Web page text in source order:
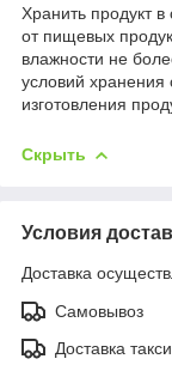
Хранить продукт
от пищевых
влажности не
условий хранения
изготовления
Скрыть
Условия
Доставка
Самовывоз
Доставка